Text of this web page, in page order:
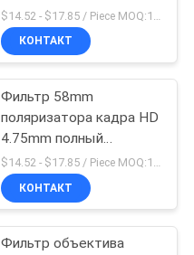
КОНТАКТ
Фильтр 58mm
поляризатора кадра HD
4.75mm полный
круговой
$14.52 - $17.85 / Piece MOQ:100
КОНТАКТ
Фильтр объектива